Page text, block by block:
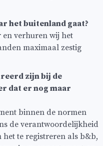
het buitenland gaat?
en verhuren wij het
maximaal zestig
zijn bij de
dat er nog maar
binnen de normen
de verantwoordelijkheid
te registreren als b&b,